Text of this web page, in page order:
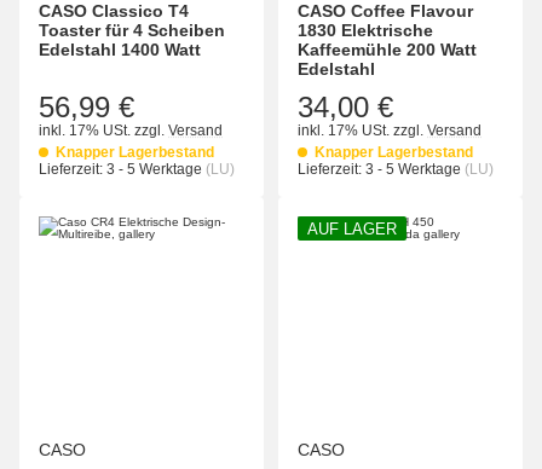
CASO Classico T4
Toaster für 4 Scheiben
Edelstahl 1400 Watt
56,99 €
inkl. 17% USt. zzgl. Versand
Knapper Lagerbestand
Lieferzeit: 3 - 5 Werktage (LU)
CASO Coffee Flavour
1830 Elektrische
Kaffeemühle 200 Watt
Edelstahl
34,00 €
inkl. 17% USt. zzgl. Versand
Knapper Lagerbestand
Lieferzeit: 3 - 5 Werktage (LU)
CASO
AUF LAGER
CASO